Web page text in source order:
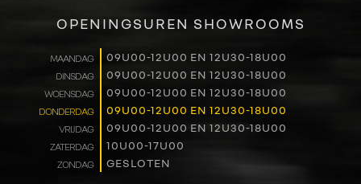
RENAULT PRO+
NAVERKOOP
VERHUUR
NIEUWS
OPENINGSUREN SHOWROOMS
MAANDAG 09U00-12U00 EN 12U30-18U00
DINSDAG 09U00-12U00 EN 12U30-18U00
WOENSDAG 09U00-12U00 EN 12U30-18U00
DONDERDAG 09U00-12U00 EN 12U30-18U00
VRIJDAG 09U00-12U00 EN 12U30-18U00
ZATERDAG 10U00-17U00
ZONDAG GESLOTEN